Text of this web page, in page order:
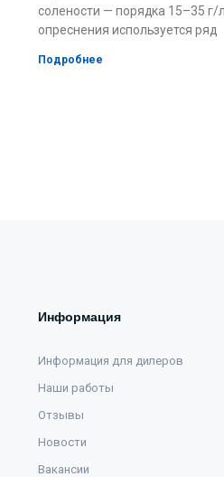
солености — порядка 15–35 г/
опреснения используется ряд
Подробнее
Информация
Информация для дилеров
Наши работы
Отзывы
Новости
Вакансии